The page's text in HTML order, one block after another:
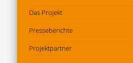
Das Projekt
Presseberichte
Projektpartner